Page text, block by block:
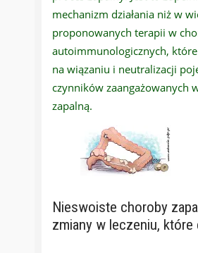
mechanizm działania niż w
proponowanych terapii w
autoimmunologicznych,
na wiązaniu i neutralizacji
czynników zaangażowanych
zapalną.
Nieswoiste choroby
zmiany w leczeniu, które